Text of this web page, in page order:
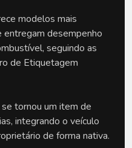
modelos mais
desempenho
seguindo as
de Etiquetagem
tornou um item de
integrando o veículo
de forma nativa.